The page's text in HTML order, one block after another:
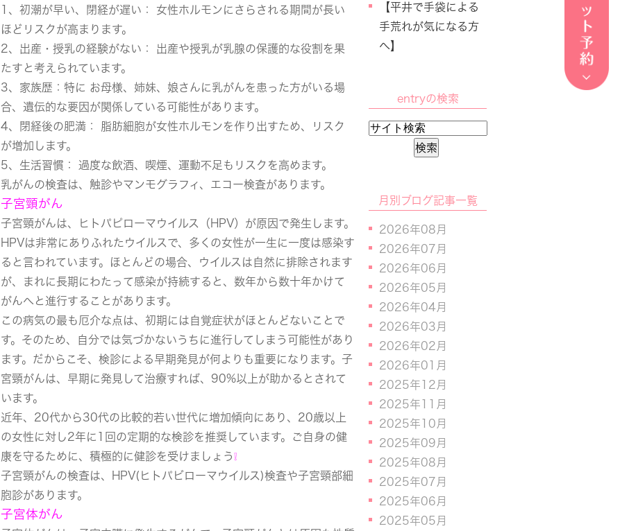
1、初潮が早い、閉経が遅い： 女性ホルモンにさらされる期間が長い
ほどリスクが高まります。
2、出産・授乳の経験がない： 出産や授乳が乳腺の保護的な役割を果
たすと考えられています。
3、家族歴：特に お母様、姉妹、娘さんに乳がんを患った方がいる場
合、遺伝的な要因が関係している可能性があります。
4、閉経後の肥満： 脂肪細胞が女性ホルモンを作り出すため、リスク
が増加します。
5、生活習慣： 過度な飲酒、喫煙、運動不足もリスクを高めます。
乳がんの検査は、触診やマンモグラフィ、エコー検査があります。
子宮頸がん
子宮頸がんは、ヒトパピローマウイルス（HPV）が原因で発生します。
HPVは非常にありふれたウイルスで、多くの女性が一生に一度は感染す
ると言われています。ほとんどの場合、ウイルスは自然に排除されます
が、まれに長期にわたって感染が持続すると、数年から数十年かけて
がんへと進行することがあります。
この病気の最も厄介な点は、初期には自覚症状がほとんどないことで
す。そのため、自分では気づかないうちに進行してしまう可能性があり
ます。だからこそ、検診による早期発見が何よりも重要になります。子
宮頸がんは、早期に発見して治療すれば、90%以上が助かるとされて
います。
近年、20代から30代の比較的若い世代に増加傾向にあり、20歳以上
の女性に対し2年に1回の定期的な検診を推奨しています。ご自身の健
康を守るために、積極的に健診を受けましょう❕
子宮頸がんの検査は、HPV(ヒトパビローマウイルス)検査や子宮頸部細
胞診があります。
子宮体がん
【平井で手袋による
手荒れが気になる方
へ】
entryの検索
月別ブログ記事一覧
2026年08月
2026年07月
2026年06月
2026年05月
2026年04月
2026年03月
2026年02月
2026年01月
2025年12月
2025年11月
2025年10月
2025年09月
2025年08月
2025年07月
2025年06月
2025年05月